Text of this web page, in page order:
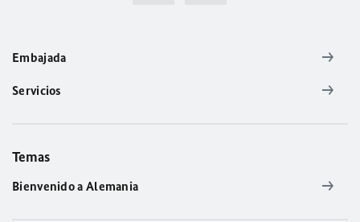
Embajada
Servicios
Temas
Bienvenido a Alemania